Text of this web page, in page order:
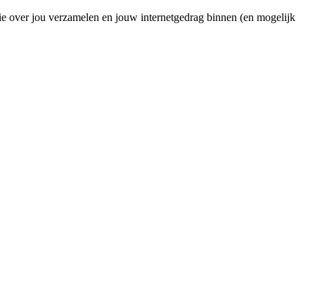
over jou verzamelen en jouw internetgedrag binnen (en mogelijk